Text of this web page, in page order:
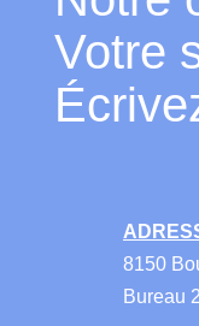
Votre
8150
Bureau